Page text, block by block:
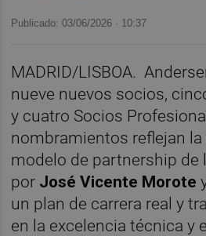
Publicado: 03/06/2026 · 10:37
MADRID/LISBOA.
nueve nuevos socios,
y cuatro Socios
nombramientos reflejan la
modelo de partnership de
por José Vicente Morote
un plan de carrera real y
en la excelencia técnica y